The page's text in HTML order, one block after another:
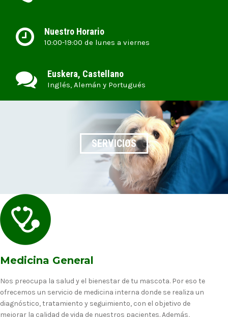
Nuestro Horario
10:00-19:00 de lunes a viernes
Euskera, Castellano
Inglés, Alemán y Portugués
SERVICIOS
Medicina General
Nos preocupa la salud y el bienestar de tu mascota. Por eso te
ofrecemos un servicio de medicina interna donde se realiza un
diagnóstico, tratamiento y seguimiento, con el objetivo de
mejorar la calidad de vida de nuestros pacientes. Además,